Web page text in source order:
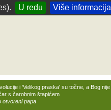
U redu Više informacija
i 'Velikog praska' su točne, a Bog nije
s čarobnim štapićem
otvoreni papa